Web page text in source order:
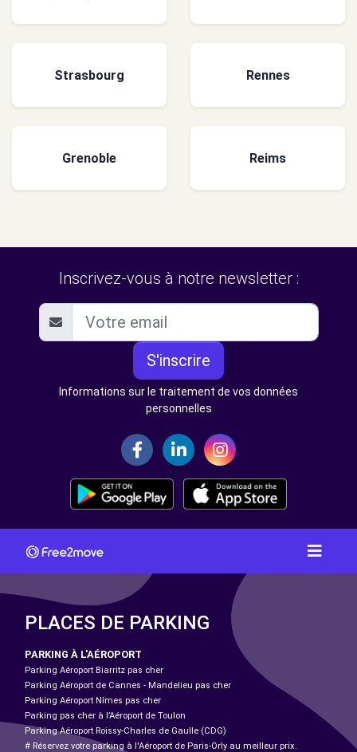
Strasbourg Rennes
Grenoble Reims
Inscrivez-vous à notre newsletter :
S'inscrire
Informations sur le traitement de vos données
personnelles
PLACES DE PARKING
PARKING À L'AÉROPORT
Parking Aéroport Biarritz pas cher
Parking Aéroport de Cannes - Mandelieu pas cher
Parking Aéroport Nîmes pas cher
Parking pas cher à l’Aéroport de Toulon
Parking Aéroport Roissy-Charles de Gaulle (CDG)
# Réservez votre parking à l'Aéroport de Paris-Orly au meilleur prix.